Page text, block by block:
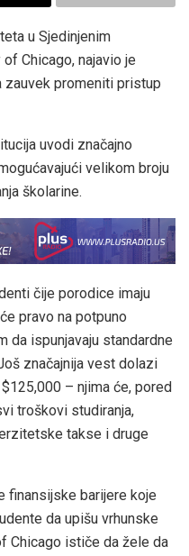
u Sjedinjenim
Chicago, najavio je
zauvek promeniti pristup
uvodi značajno
velikom broju
školarine.
čije porodice imaju
pravo na potpuno
da ispunjavaju standardne
značajnija vest dolazi
– njima će, pored
troškovi studiranja,
takse i druge
finansijske barijere koje
da upišu vrhunske
Chicago ističe da žele da